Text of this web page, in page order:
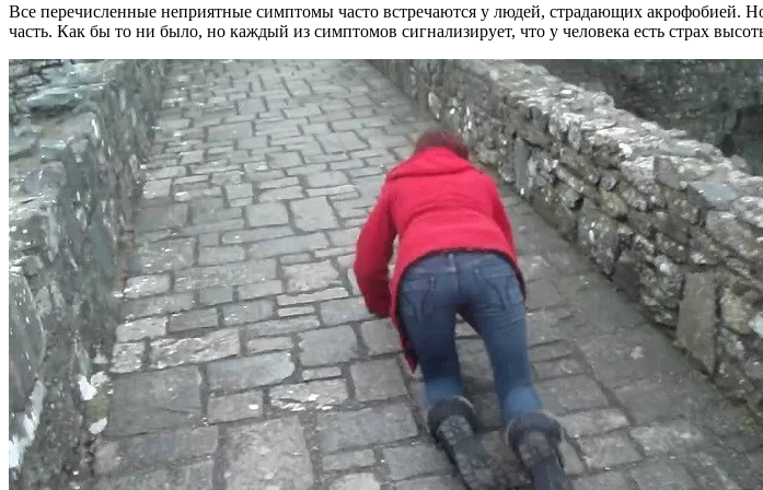
Все перечисленные неприятные симптомы часто встречаются у людей, страдающих акрофобией.
часть. Как бы то ни было, но каждый из симптомов сигнализирует, что у человека есть страх